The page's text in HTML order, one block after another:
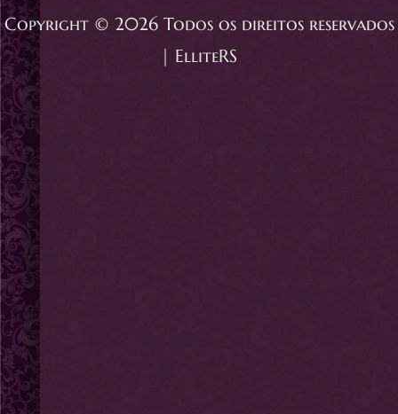
Copyright © 2026 Todos os direitos reservados
| ElliteRS